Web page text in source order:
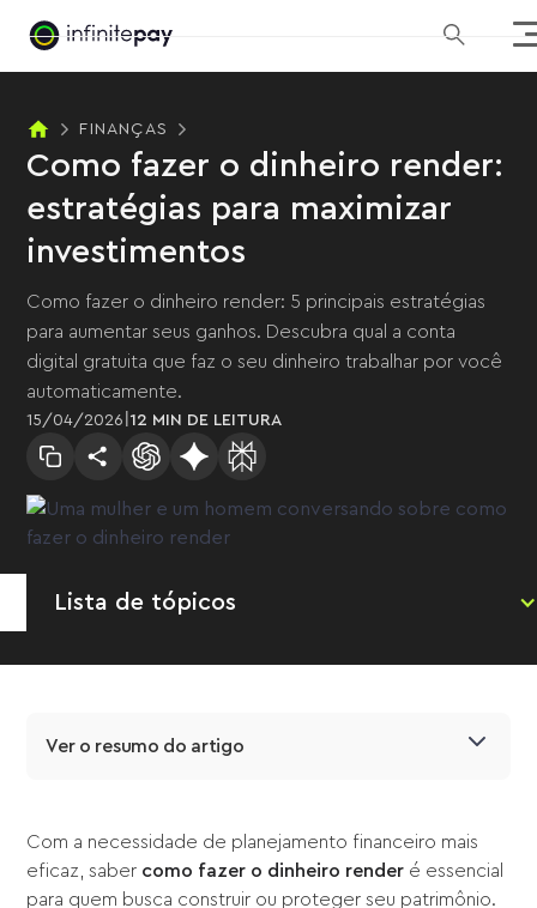
FINANÇAS
Como fazer o dinheiro render:
estratégias para maximizar
investimentos
Como fazer o dinheiro render: 5 principais estratégias
para aumentar seus ganhos. Descubra qual a conta
digital gratuita que faz o seu dinheiro trabalhar por você
automaticamente.
15 /04/2026 12 MIN DE LEITURA
Lista de tópicos
Ver o resumo do artigo
Com a necessidade de planejamento financeiro mais
eficaz, saber como fazer o dinheiro render é essencial
para quem busca construir ou proteger seu patrimônio.